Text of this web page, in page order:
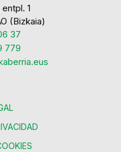
1
(Bizkaia)
37
779